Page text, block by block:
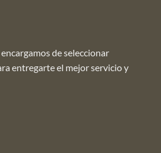
de seleccionar
entregarte el mejor servicio y